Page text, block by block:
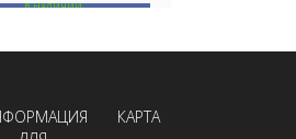
В НАЛИЧИИ
КАРТА